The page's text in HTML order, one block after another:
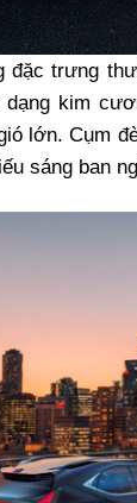
đặc trưng
kim
lớn. Cụm
sáng ban